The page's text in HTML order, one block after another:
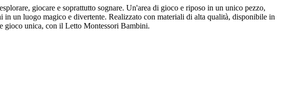
giocare e soprattutto sognare. Un'area di gioco e riposo in un unico pezzo,
un luogo magico e divertente. Realizzato con materiali di alta qualità, disponibile in
gioco unica, con il Letto Montessori Bambini.